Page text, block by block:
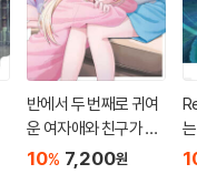
반에서 두 번째로 귀여
운 여자애와 친구가 되
었다 7.5
10% 7,200원